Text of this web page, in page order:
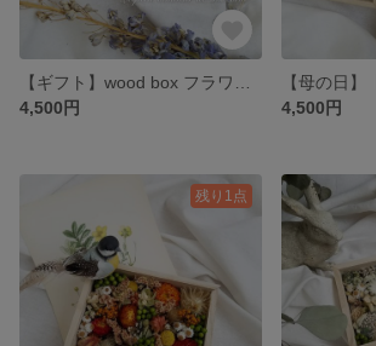
4,500円
4,500円
残り1点